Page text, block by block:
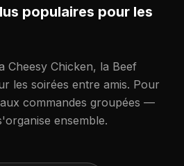
populaires pour les
Cheesy Chicken, la Beef
les soirées entre amis. Pour
commandes groupées —
ensemble.